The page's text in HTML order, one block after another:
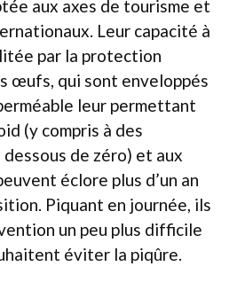
aux axes de tourisme et
Leur capacité à
par la protection
œufs, qui sont enveloppés
leur permettant
(y compris à des
de zéro) et aux
éclore plus d’un an
Piquant en journée, ils
un peu plus difficile
éviter la piqûre.